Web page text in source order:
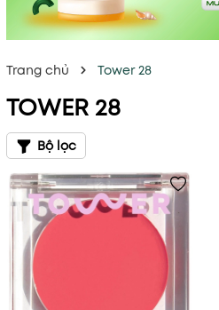
Trang chủ Tower 28
TOWER 28
Bộ lọc